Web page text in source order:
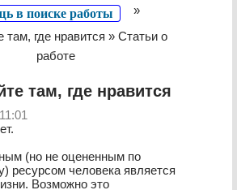
в поиске работы
»
там, где нравится » Статьи о
работе
там, где нравится
(но не оцененным по
ресурсом человека является
Возможно это